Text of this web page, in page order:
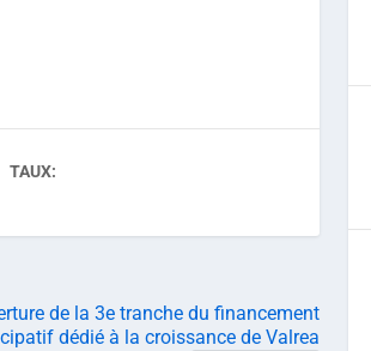
TAUX:
de la 3e tranche du financement
dédié à la croissance de Valrea